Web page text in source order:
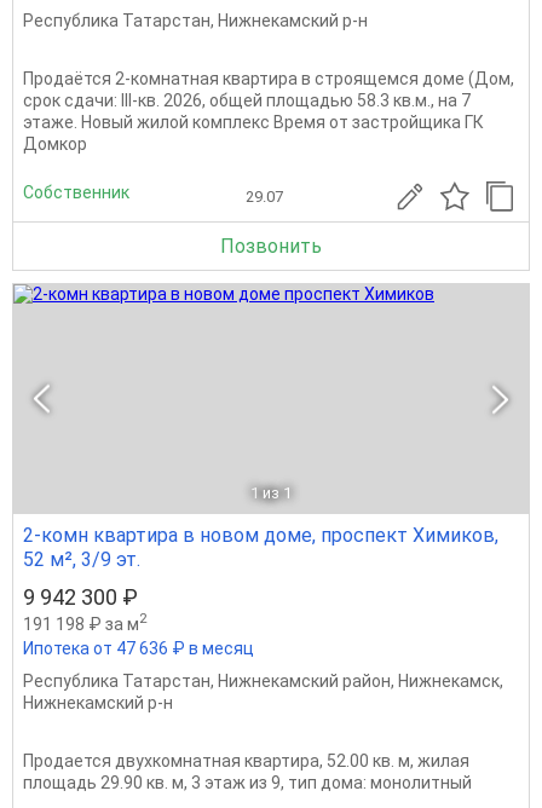
Республика Татарстан, Нижнекамский р-н
Продаётся 2-комнатная квартира в строящемся доме (Дом,
срок сдачи: III-кв. 2026, общей площадью 58.3 кв.м., на 7
этаже. Новый жилой комплекс Время от застройщика ГК
Домкор
Собственник 29.07
Позвонить
1 из 1
2-комн квартира в новом доме, проспект Химиков,
52 м², 3/9 эт.
9 942 300 ₽
191 198 ₽ за м2
Ипотека от 47 636 ₽ в месяц
Республика Татарстан, Нижнекамский район, Нижнекамск,
Нижнекамский р-н
Продается двухкомнатная квартира, 52.00 кв. м, жилая
площадь 29.90 кв. м, 3 этаж из 9, тип дома: монолитный